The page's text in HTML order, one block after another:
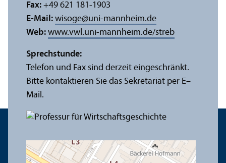
Fax: +49 621 181-1903
E-Mail: wisoge@uni-mannheim.de
Web: www.vwl.uni-mannheim.de/streb
Sprechstunde:
Telefon und Fax sind derzeit eingeschränkt.
Bitte kontaktieren Sie das Sekretariat per E–
Mail.